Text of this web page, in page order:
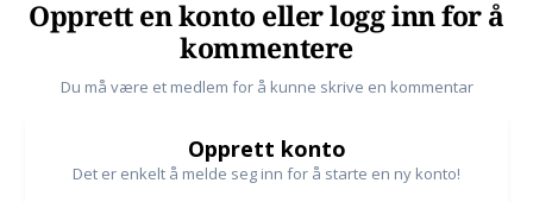
Opprett en konto eller logg inn for å
kommentere
Du må være et medlem for å kunne skrive en kommentar
Opprett konto
Det er enkelt å melde seg inn for å starte en ny konto!